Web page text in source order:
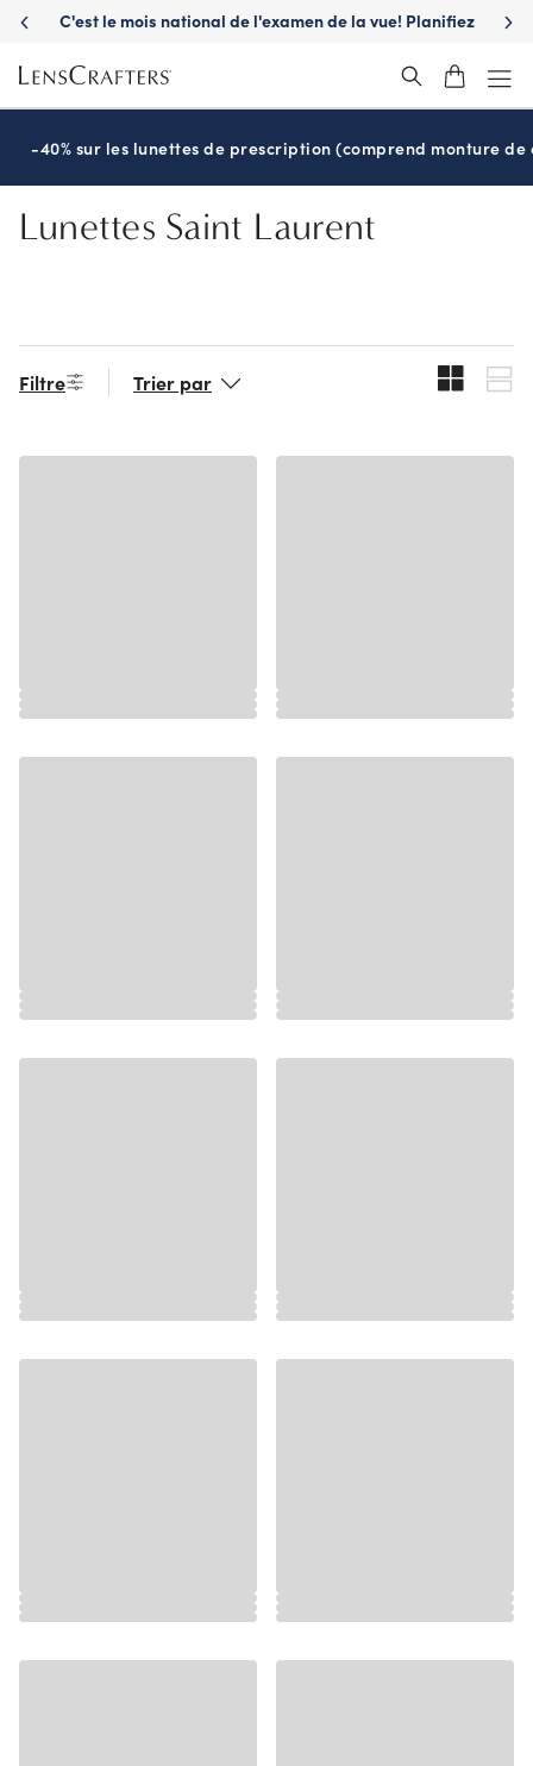
Skip
main
content
C'est le mois national de l'examen de la vue! Planifiez
-40% sur les lunettes de prescription (comprend monture de
Lunettes Saint Laurent
Filtre Trier par